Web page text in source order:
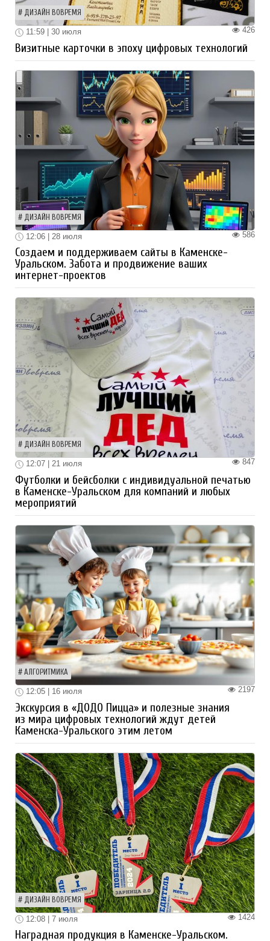
ДИЗАЙН ВОВРЕМЯ
426
11:59 | 30 июля
Визитные карточки в эпоху цифровых технологий
ДИЗАЙН ВОВРЕМЯ
586
12:06 | 28 июля
Создаем и поддерживаем сайты в Каменске-
Уральском. Забота и продвижение ваших
интернет-проектов
ДИЗАЙН ВОВРЕМЯ
847
12:07 | 21 июля
Футболки и бейсболки с индивидуальной печатью
в Каменске-Уральском для компаний и любых
мероприятий
АЛГОРИТМИКА
2197
12:05 | 16 июля
Экскурсия в «ДОДО Пицца» и полезные знания
из мира цифровых технологий ждут детей
Каменска-Уральского этим летом
ДИЗАЙН ВОВРЕМЯ
1424
12:08 | 7 июля
Наградная продукция в Каменске-Уральском.